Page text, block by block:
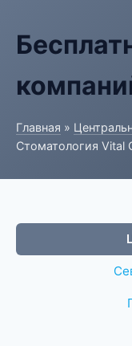
Главная »
Стоматология Vital